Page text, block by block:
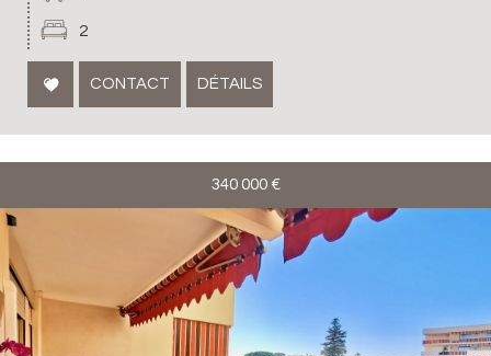
2
CONTACT DÉTAILS
340 000 €